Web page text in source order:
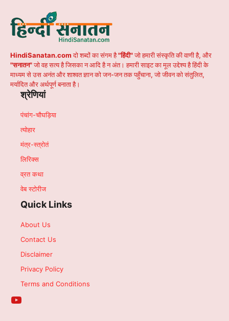
HindiSanatan.comदो शब्दों का संगम है"हिंदी"जो हमारी संस्कृति की वाणी है, और
"सनातन"जो वह सत्य है जिसका न आदि है न अंत। हमारी साइट का मूल उद्देश्य है हिंदी के
माध्यम से उस अनंत और शाश्वत ज्ञान को जन-जन तक पहुँचाना, जो जीवन को संतुलित,
मर्यादित और अर्थपूर्ण बनाता है।
श्रेणियां
पंचांग-चौघड़िया
त्योहार
मंत्र-स्त्रोतं
लिरिक्स
व्रत कथा
वेब स्टोरीज
Quick Links
About Us
Contact Us
Disclaimer
Privacy Policy
Terms and Conditions
YouTube